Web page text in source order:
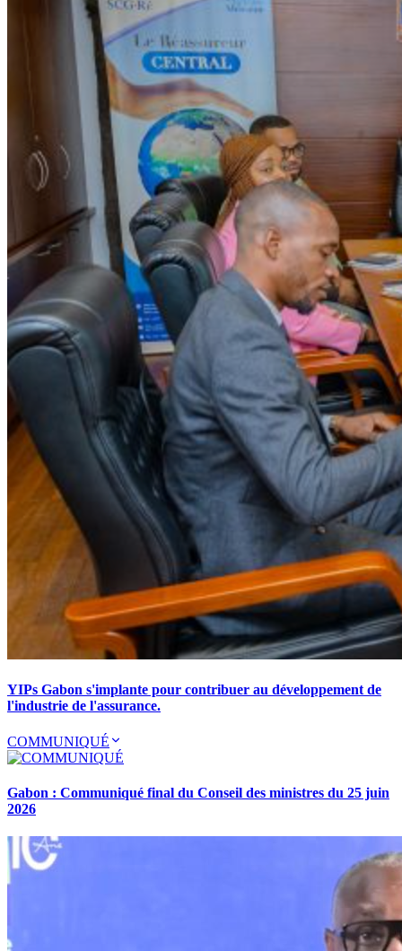
YIPs Gabon s'implante pour contribuer au développement de
l'industrie de l'assurance.
COMMUNIQUÉ
Gabon : Communiqué final du Conseil des ministres du 25 juin
2026